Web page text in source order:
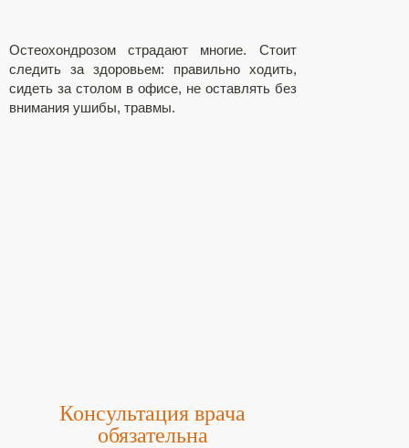
Остеохондрозом страдают многие. Стоит
следить за здоровьем: правильно ходить,
сидеть за столом в офисе, не оставлять без
внимания ушибы, травмы.
Консультация врача
обязательна